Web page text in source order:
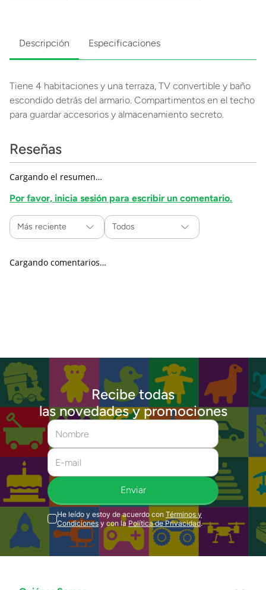
Descripción Especificaciones
Tiene 4 habitaciones y una terraza, TV convertible y baño
escondido detrás del armario. Compartimentos en el techo
para guardar accesorios y almacenamiento secreto.
Reseñas
Cargando el resumen…
Por favor, inicia sesión para escribir un comentario.
Más reciente Todos
Cargando comentarios…
Recibe todas
las novedades y promociones
Enviar
He leído y estoy de acuerdo con Términos y
Condiciones y con la Política de Privacidad.